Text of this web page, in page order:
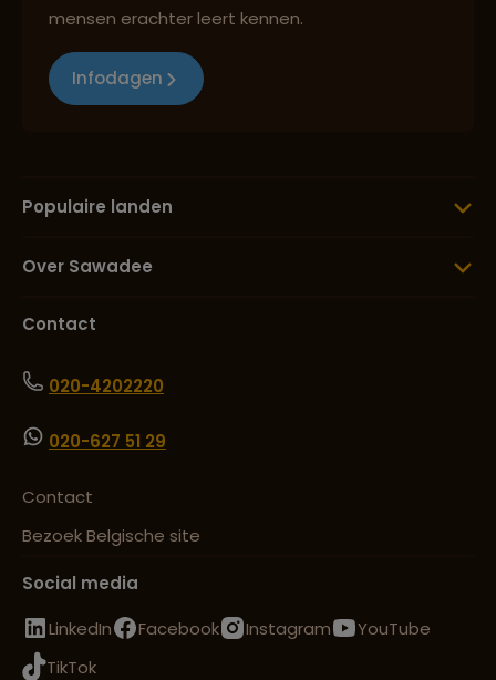
mensen erachter leert kennen.
Infodagen
Populaire landen
Over Sawadee
Contact
020-4202220
020-627 51 29
Contact
Bezoek Belgische site
Social media
LinkedIn
Facebook Instagram
YouTube
TikTok